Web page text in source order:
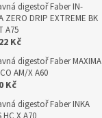
digestoř Faber IN-
ZERO DRIP EXTREME BK
A75
Kč
digestoř Faber MAXIMA
AM/X A60
Kč
digestoř Faber INKA